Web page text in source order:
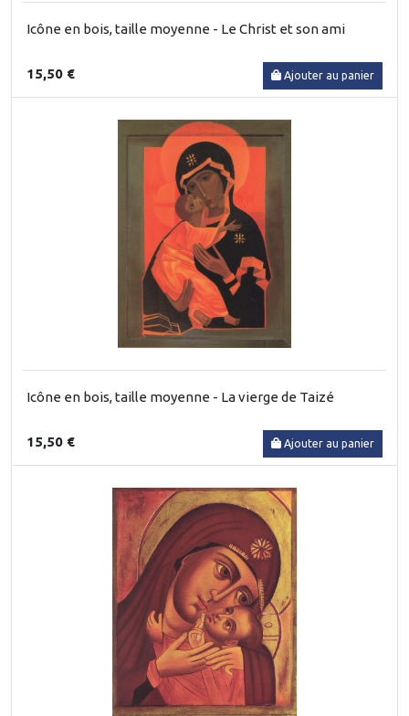
Icône en bois, taille moyenne - Le Christ et son ami
15,50 € Ajouter au panier
Icône en bois, taille moyenne - La vierge de Taizé
15,50 € Ajouter au panier